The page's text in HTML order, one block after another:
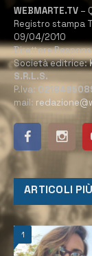
WEBMARTE.TV –
Registro stampa
09/04/2010
Direttore
Società editrice:
S.R.L.S.
P.Iva:
mail:
ARTICOLI
1